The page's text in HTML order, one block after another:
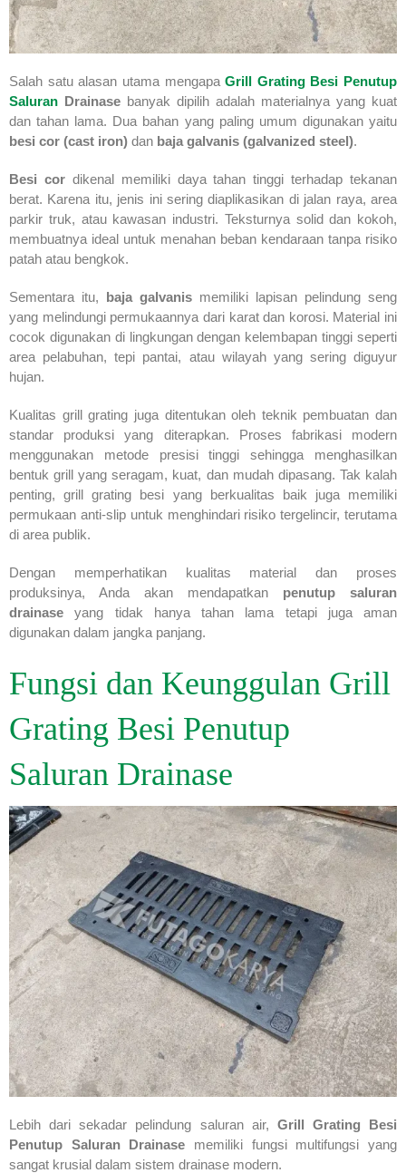
Salah satu alasan utama mengapaGrill Grating Besi Penutup
Saluran Drainase banyak dipilih adalah materialnya yang kuat
dan tahan lama. Dua bahan yang paling umum digunakan yaitu
besi cor (cast iron) dan baja galvanis (galvanized steel).
Besi cordikenal memiliki daya tahan tinggi terhadap tekanan
berat. Karena itu, jenis ini sering diaplikasikan di jalan raya, area
parkir truk, atau kawasan industri. Teksturnya solid dan kokoh,
membuatnya ideal untuk menahan beban kendaraan tanpa risiko
patah atau bengkok.
Sementara itu, baja galvanis memiliki lapisan pelindung seng
yang melindungi permukaannya dari karat dan korosi. Material ini
cocok digunakan di lingkungan dengan kelembapan tinggi seperti
area pelabuhan, tepi pantai, atau wilayah yang sering diguyur
hujan.
Kualitas grill grating juga ditentukan oleh teknik pembuatan dan
standar produksi yang diterapkan. Proses fabrikasi modern
menggunakan metode presisi tinggi sehingga menghasilkan
bentuk grill yang seragam, kuat, dan mudah dipasang. Tak kalah
penting, grill grating besi yang berkualitas baik juga memiliki
permukaan anti-slip untuk menghindari risiko tergelincir, terutama
di area publik.
Dengan memperhatikan kualitas material dan proses
produksinya, Anda akan mendapatkan penutup saluran
drainase yang tidak hanya tahan lama tetapi juga aman
digunakan dalam jangka panjang.
Fungsi dan Keunggulan Grill
Grating Besi Penutup
Saluran Drainase
Lebih dari sekadar pelindung saluran air, Grill Grating Besi
Penutup Saluran Drainase memiliki fungsi multifungsi yang
sangat krusial dalam sistem drainase modern.